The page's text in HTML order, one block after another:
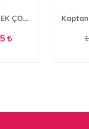
KAPTAN JUNİOR KIZ BEBEK ÇOCUK BOTU ORTOPEDİK KAYMAZ TABAN BMLK 650